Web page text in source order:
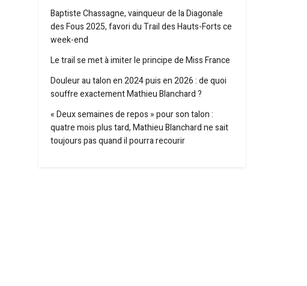
Baptiste Chassagne, vainqueur de la Diagonale
des Fous 2025, favori du Trail des Hauts-Forts ce
week-end
Le trail se met à imiter le principe de Miss France
Douleur au talon en 2024 puis en 2026 : de quoi
souffre exactement Mathieu Blanchard ?
« Deux semaines de repos » pour son talon :
quatre mois plus tard, Mathieu Blanchard ne sait
toujours pas quand il pourra recourir